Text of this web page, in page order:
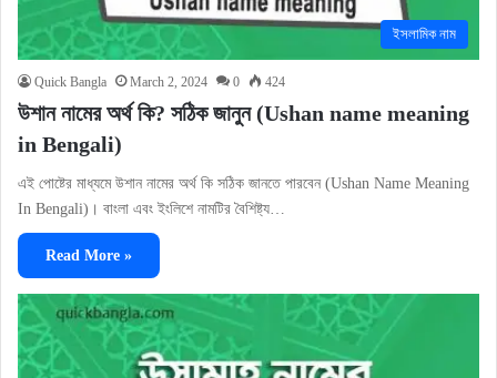
ইসলামিক নাম
Quick Bangla March 2, 2024 0 424
উশান নামের অর্থ কি? সঠিক জানুন (Ushan name meaning
in Bengali)
এই পোষ্টের মাধ্যমে উশান নামের অর্থ কি সঠিক জানতে পারবেন (Ushan Name Meaning
In Bengali)। বাংলা এবং ইংলিশে নামটির বৈশিষ্ট্য…
Read More »